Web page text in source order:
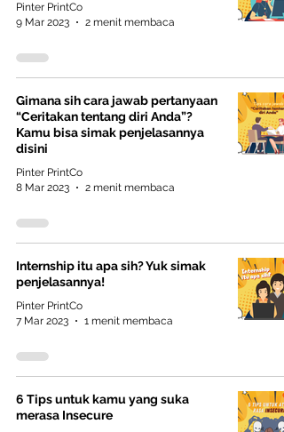
Pinter PrintCo
9 Mar 2023
2 menit membaca
Gimana sih cara jawab pertanyaan
“Ceritakan tentang diri Anda”?
Kamu bisa simak penjelasannya
disini
Pinter PrintCo
8 Mar 2023
2 menit membaca
Internship itu apa sih? Yuk simak
penjelasannya!
Pinter PrintCo
7 Mar 2023
1 menit membaca
6 Tips untuk kamu yang suka
merasa Insecure